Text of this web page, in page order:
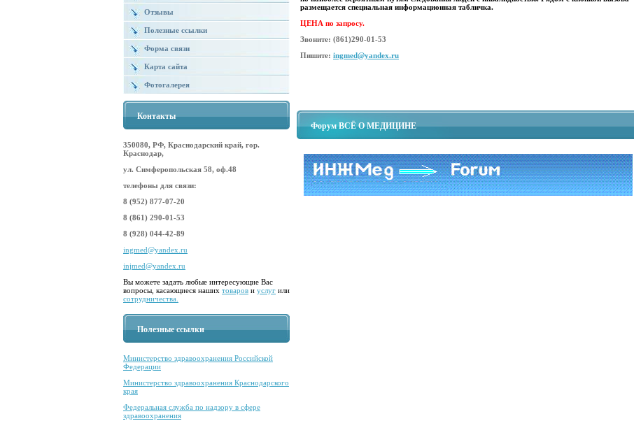
Отзывы
Полезные ссылки
Форма связи
Карта сайта
Фотогалерея
Контакты
350080, РФ, Краснодарский край, гор.
Краснодар,
ул. Симферопольская 58, оф.48
телефоны для связи:
8 (952) 877-07-20
8 (861) 290-01-53
8 (928) 044-42-89
ingmed@yandex.ru
injmed@yandex.ru
Вы можете задать любые интересующие Вас
вопросы, касающиеся наших товаров и услуг или
сотрудничества.
Полезные ссылки
Министерство здравоохранения Российской
Федерации
Министерство здравоохранения Краснодарского
края
Федеральная служба по надзору в сфере
здравоохранения
размещается специальная информационная табличка.
ЦЕНА по запросу.
Звоните: (861)290-01-53
Пишите: ingmed@yandex.ru
Форум ВСЁ О МЕДИЦИНЕ